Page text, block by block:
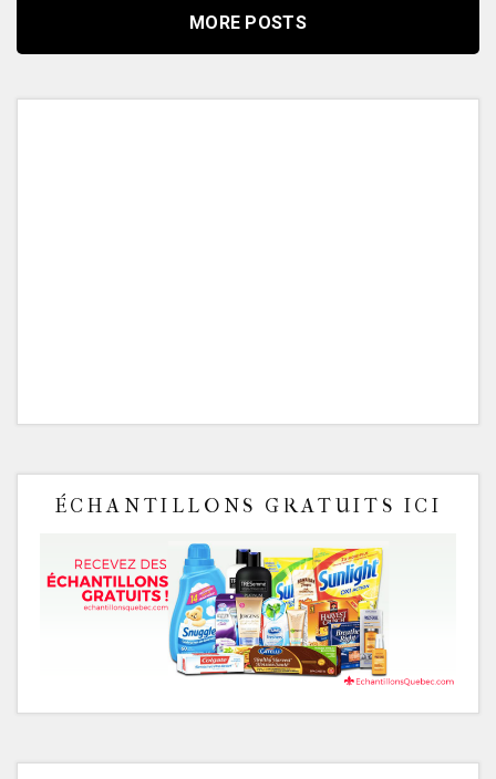
MORE POSTS
ÉCHANTILLONS GRATUITS ICI